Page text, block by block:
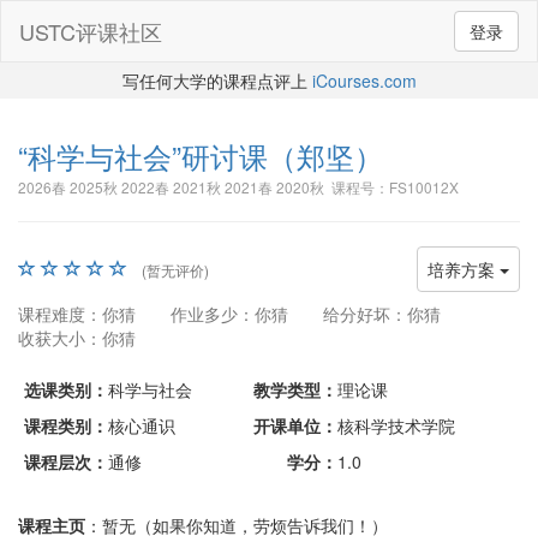
登录
USTC评课社区
写任何大学的课程点评上 iCourses.com
“科学与社会”研讨课 （郑坚）
2026春 2025秋 2022春 2021秋 2021春 2020秋 课程号：FS10012X
培养方案
(暂无评价)
课程难度：你猜 作业多少：你猜
给分好坏：你猜
收获大小：你猜
选课类别： 科学与社会 教学类型： 理论课
课程类别： 核心通识 开课单位： 核科学技术学院
课程层次： 通修 学分： 1.0
课程主页 ：暂无（如果你知道，劳烦告诉我们！）